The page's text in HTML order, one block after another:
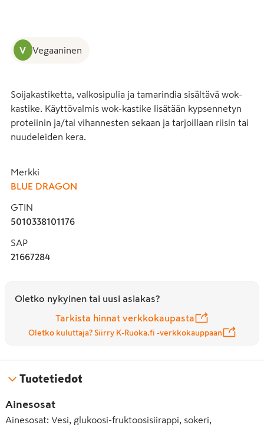
V Vegaaninen
Soijakastiketta, valkosipulia ja tamarindia sisältävä wok-
kastike. Käyttövalmis wok-kastike lisätään kypsennetyn
proteiinin ja/tai vihannesten sekaan ja tarjoillaan riisin tai
nuudeleiden kera.
Merkki
BLUE DRAGON
GTIN
5010338101176
SAP
21667284
Oletko nykyinen tai uusi asiakas?
Tarkista hinnat verkkokaupasta
Oletko kuluttaja? Siirry K-Ruoka.fi -verkkokauppaan
Tuotetiedot
Ainesosat
Ainesosat: Vesi, glukoosi-fruktoosisiirappi, sokeri,